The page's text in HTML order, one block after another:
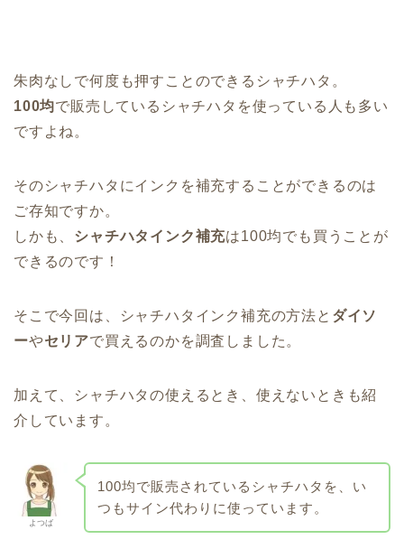
朱肉なしで何度も押すことのできるシャチハタ。
100均で販売しているシャチハタを使っている人も多い
ですよね。
そのシャチハタにインクを補充することができるのは
ご存知ですか。
しかも、 シャチハタインク補充は100均でも買うことが
できるのです！
そこで今回は、シャチハタインク補充の方法と ダイソ
ーやセリアで買えるのかを調査しました。
加えて、シャチハタの使えるとき、使えないときも紹
介しています。
よつば
100均で販売されているシャチハタを、い
つもサイン代わりに使っています。